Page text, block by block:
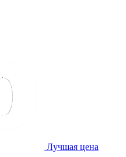
Лучшая цена